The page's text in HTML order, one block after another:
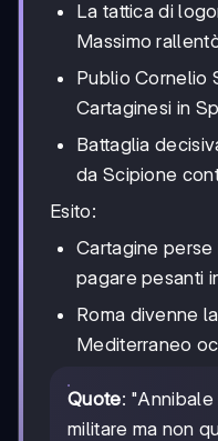
La tattica di
Massimo
Publio Cornelio
Cartaginesi in
Battaglia
da Scipione
Esito:
Cartagine
pagare pesanti
Roma divenne
Mediterraneo
Quote:
militare ma non